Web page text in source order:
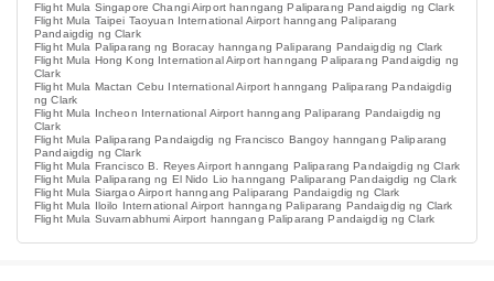
Flight Mula Singapore Changi Airport hanngang Paliparang Pandaigdig ng Clark
Flight Mula Taipei Taoyuan International Airport hanngang Paliparang
Pandaigdig ng Clark
Flight Mula Paliparang ng Boracay hanngang Paliparang Pandaigdig ng Clark
Flight Mula Hong Kong International Airport hanngang Paliparang Pandaigdig ng
Clark
Flight Mula Mactan Cebu International Airport hanngang Paliparang Pandaigdig
ng Clark
Flight Mula Incheon International Airport hanngang Paliparang Pandaigdig ng
Clark
Flight Mula Paliparang Pandaigdig ng Francisco Bangoy hanngang Paliparang
Pandaigdig ng Clark
Flight Mula Francisco B. Reyes Airport hanngang Paliparang Pandaigdig ng Clark
Flight Mula Paliparang ng El Nido Lio hanngang Paliparang Pandaigdig ng Clark
Flight Mula Siargao Airport hanngang Paliparang Pandaigdig ng Clark
Flight Mula Iloilo International Airport hanngang Paliparang Pandaigdig ng Clark
Flight Mula Suvarnabhumi Airport hanngang Paliparang Pandaigdig ng Clark